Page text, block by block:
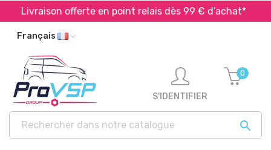
Livraison offerte en point relais dès 99 € d’achat*
Français

S'IDENTIFIER
0